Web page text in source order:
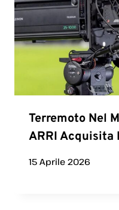
Terremoto Nel
ARRI Acquisita
15 Aprile 2026